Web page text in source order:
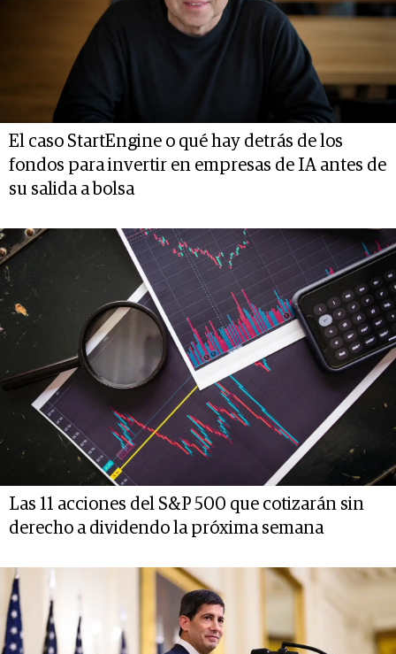
El caso StartEngine o qué hay detrás de los
fondos para invertir en empresas de IA antes de
su salida a bolsa
Las 11 acciones del S&P 500 que cotizarán sin
derecho a dividendo la próxima semana